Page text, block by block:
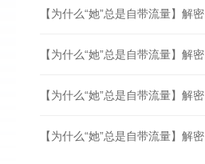
【为什么“她”总是自带流量】解密
【为什么“她”总是自带流量】解密
【为什么“她”总是自带流量】解密
【为什么“她”总是自带流量】解密